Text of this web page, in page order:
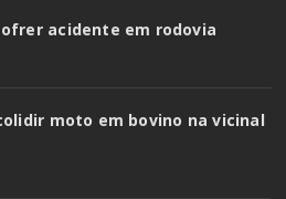
acidente em rodovia
moto em bovino na vicinal